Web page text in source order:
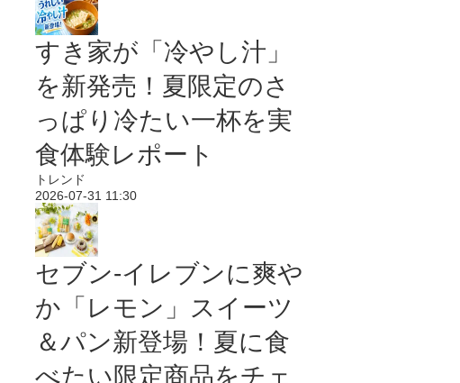
すき家が「冷やし汁」
を新発売！夏限定のさ
っぱり冷たい一杯を実
食体験レポート
トレンド
2026-07-31 11:30
セブン‐イレブンに爽や
か「レモン」スイーツ
＆パン新登場！夏に食
べたい限定商品をチェ